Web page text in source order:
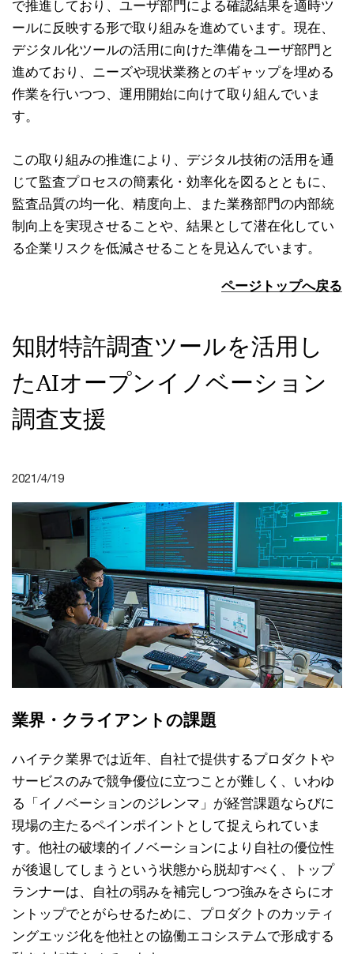
で推進しており、ユーザ部門による確認結果を適時ツ
ールに反映する形で取り組みを進めています。現在、
デジタル化ツールの活用に向けた準備をユーザ部門と
進めており、ニーズや現状業務とのギャップを埋める
作業を行いつつ、運用開始に向けて取り組んでいま
す。
この取り組みの推進により、デジタル技術の活用を通
じて監査プロセスの簡素化・効率化を図るとともに、
監査品質の均一化、精度向上、また業務部門の内部統
制向上を実現させることや、結果として潜在化してい
る企業リスクを低減させることを見込んでいます。
ページトップへ戻る
知財特許調査ツールを活用し
たAIオープンイノベーション
調査支援
2021/4/19
業界・クライアントの課題
ハイテク業界では近年、自社で提供するプロダクトや
サービスのみで競争優位に立つことが難しく、いわゆ
る「イノベーションのジレンマ」が経営課題ならびに
現場の主たるペインポイントとして捉えられていま
す。他社の破壊的イノベーションにより自社の優位性
が後退してしまうという状態から脱却すべく、トップ
ランナーは、自社の弱みを補完しつつ強みをさらにオ
ントップでとがらせるために、プロダクトのカッティ
ングエッジ化を他社との協働エコシステムで形成する